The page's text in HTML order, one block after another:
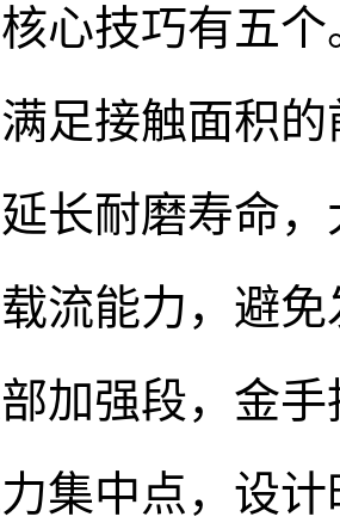
心技巧有五
足接触面积
长耐磨寿命
流能力，避
加强段，金
集中点，设